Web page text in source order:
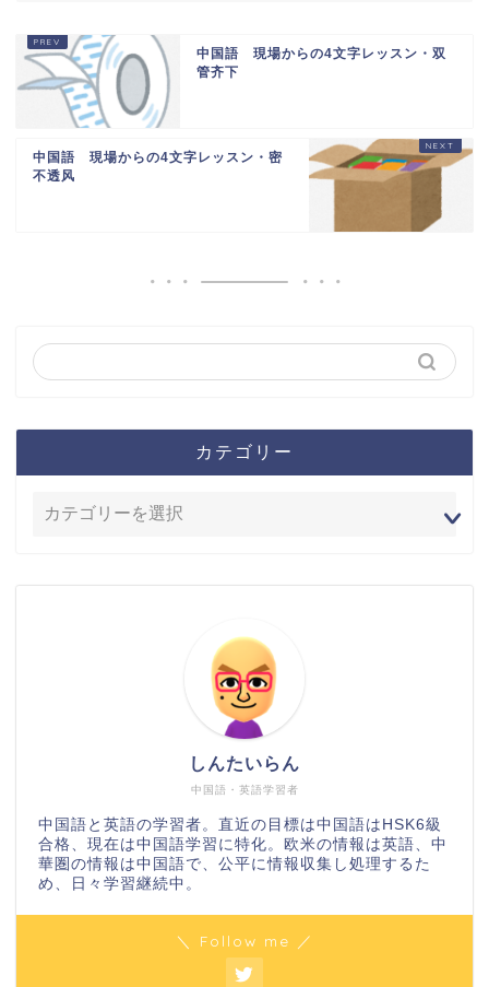
中国語 現場からの4文字レッスン・双
管齐下
中国語 現場からの4文字レッスン・密
不透风
カテゴリー
中国語・英語学習者
しんたいらん
中国語と英語の学習者。直近の目標は中国語はHSK6級
合格、現在は中国語学習に特化。欧米の情報は英語、中
華圏の情報は中国語で、公平に情報収集し処理するた
め、日々学習継続中。
＼ Follow me ／